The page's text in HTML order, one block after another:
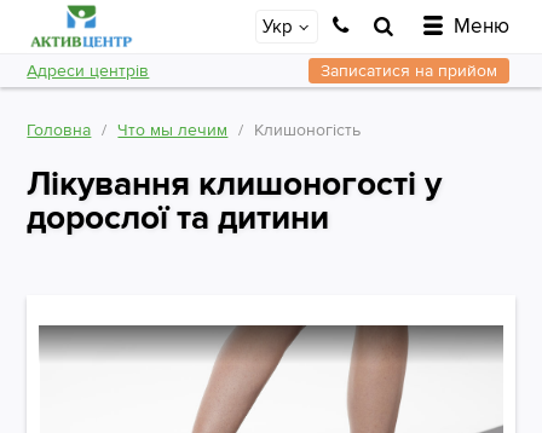
Укр Меню
Адреси центрів Записатися на прийом
Головна Что мы лечим Клишоногість
Лікування клишоногості у
дорослої та дитини